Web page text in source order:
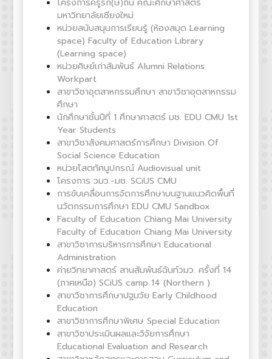
มหาวิทยาลัยเชียงใหม่
หน่วยสนับสนุนการเรียนรู้ (ห้องสมุด Learning
space) Faculty of Education Library
(Learning space)
หน่วยศิษย์เก่าสัมพันธ์ Alumni Relations
Workpart
สาขาวิชาอุตสาหกรรมศึกษา สาขาวิชาอุตสาหกรรม
ศึกษา
นักศึกษาชั้นปีที่ 1 ศึกษาศาสตร์ มช. EDU CMU 1st
Year Students
สาขาวิชาสังคมศาสตร์การศึกษา Division Of
Social Science Education
หน่วยโสตทัศนูปกรณ์ Audiovisual unit
โครงการ วมว.-มช. SCiUS CMU
การขับเคลื่อนการจัดการศึกษาบนฐานแนวคิดพื้นที่
นวัตกรรมการศึกษา EDU CMU Sandbox
Faculty of Education Chiang Mai University
Faculty of Education Chiang Mai University
สาขาวิชาการบริหารการศึกษา Educational
Administration
ค่ายวิทยาศาสตร์ สานสัมพันธ์ฉันท์วมว. ครั้งที่ 14
(ภาคเหนือ) SCiUS camp 14 (Northern )
สาขาวิชาการศึกษาปฐมวัย Early Childhood
Education
สาขาวิชาการศึกษาพิเศษ Special Education
สาขาวิชาประเมินผลและวิจัยการศึกษา
Educational Evaluation and Research